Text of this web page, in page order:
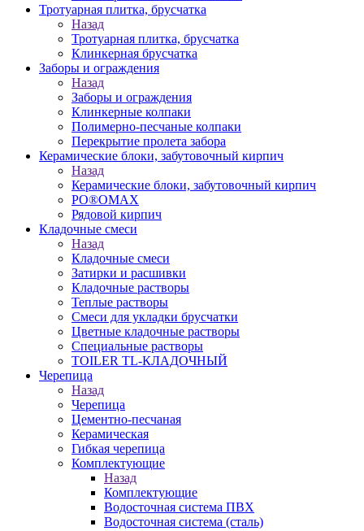
Тротуарная плитка, брусчатка
Назад
Тротуарная плитка, брусчатка
Клинкерная брусчатка
Заборы и ограждения
Назад
Заборы и ограждения
Клинкерные колпаки
Полимерно-песчаные колпаки
Перекрытие пролета забора
Керамические блоки, забутовочный кирпич
Назад
Керамические блоки, забутовочный кирпич
PO®OMAX
Рядовой кирпич
Кладочные смеси
Назад
Кладочные смеси
Затирки и расшивки
Кладочные растворы
Теплые растворы
Смеси для укладки брусчатки
Цветные кладочные растворы
Специальные растворы
TOILER TL-КЛАДОЧНЫЙ
Черепица
Назад
Черепица
Цементно-песчаная
Керамическая
Гибкая черепица
Комплектующие
Назад
Комплектующие
Водосточная система ПВХ
Водосточная система (сталь)